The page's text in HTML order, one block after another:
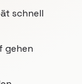
schnell
gehen